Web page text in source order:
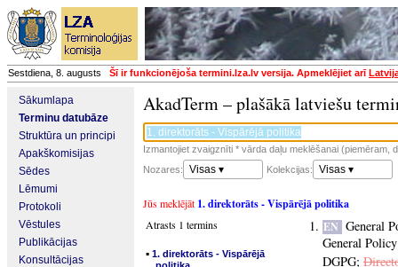
Sestdiena, 8. augusts Šī ir funkcionējoša termini.lza.lv versija. Apmeklējiet arī
Sākumlapa
Terminu datubāze
Struktūra un principi
Apakškomisijas
Sēdes
Lēmumi
Protokoli
Vēstules
Publikācijas
Konsultācijas
AkadTerm – plašākā latviešu
Izmantojiet zvaigznīti * vārda daļu meklēšanai (piemēram,
Nozares:
Visas ▾ Kolekcijas: Visas ▾
Jūs meklējāt 1. direktorāts - Vispārējā politika
Atrasts 1 termins
▪ 1. direktorāts - Vispārējā
EN General
General Policy
DGPG;